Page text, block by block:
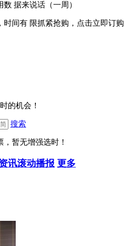
据来说话（一周）
时间有 限抓紧抢购，点击立即订购
的机会！
搜索
暂无增强选时！
讯滚动播报 更多